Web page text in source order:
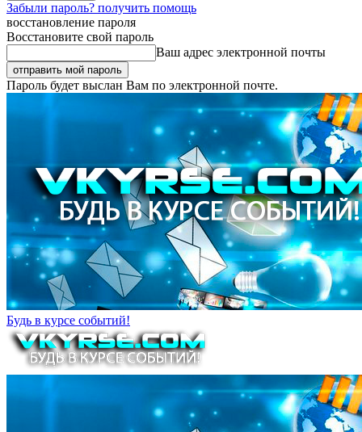
Забыли пароль? получить помощь
восстановление пароля
Восстановите свой пароль
Ваш адрес электронной почты
Пароль будет выслан Вам по электронной почте.
Будь в курсе событий!